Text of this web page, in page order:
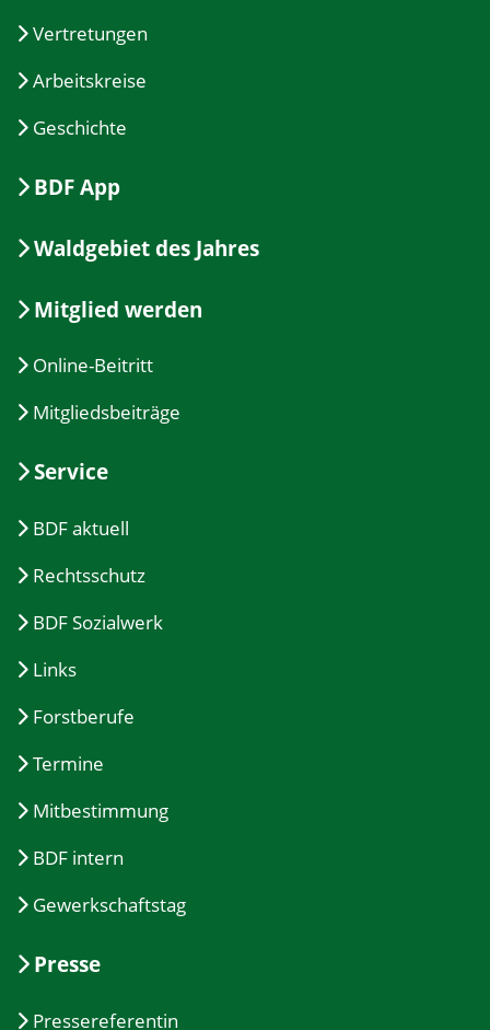
Vertretungen
Arbeitskreise
Geschichte
BDF App
Waldgebiet des Jahres
Mitglied werden
Online-Beitritt
Mitgliedsbeiträge
Service
BDF aktuell
Rechtsschutz
BDF Sozialwerk
Links
Forstberufe
Termine
Mitbestimmung
BDF intern
Gewerkschaftstag
Presse
Pressereferentin